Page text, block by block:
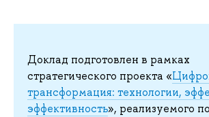
Доклад подготовлен в рамках
стратегического проекта «
трансформация: технологии,
эффективность», реализуемого по